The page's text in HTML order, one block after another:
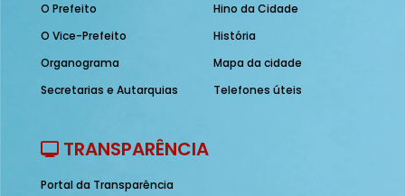
O Prefeito
O Vice-Prefeito
Organograma
Secretarias e Autarquias
Hino da Cidade
História
Mapa da cidade
Telefones úteis
TRANSPARÊNCIA
Portal da Transparência